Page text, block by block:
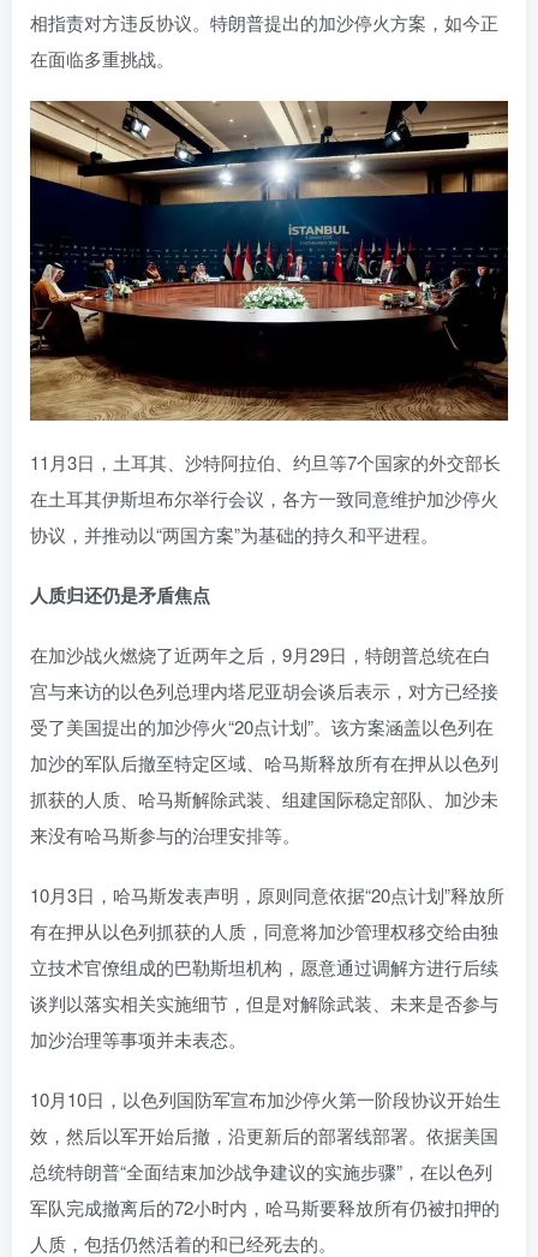
相指责对方违反协议。特朗普提出的加沙停火方案，如今正
在面临多重挑战。
11月3日，土耳其、沙特阿拉伯、约旦等7个国家的外交部长
在土耳其伊斯坦布尔举行会议，各方一致同意维护加沙停火
协议，并推动以“两国方案”为基础的持久和平进程。
人质归还仍是矛盾焦点
在加沙战火燃烧了近两年之后，9月29日，特朗普总统在白
宫与来访的以色列总理内塔尼亚胡会谈后表示，对方已经接
受了美国提出的加沙停火“20点计划”。该方案涵盖以色列在
加沙的军队后撤至特定区域、哈马斯释放所有在押从以色列
抓获的人质、哈马斯解除武装、组建国际稳定部队、加沙未
来没有哈马斯参与的治理安排等。
10月3日，哈马斯发表声明，原则同意依据“20点计划”释放所
有在押从以色列抓获的人质，同意将加沙管理权移交给由独
立技术官僚组成的巴勒斯坦机构，愿意通过调解方进行后续
谈判以落实相关实施细节，但是对解除武装、未来是否参与
加沙治理等事项并未表态。
10月10日，以色列国防军宣布加沙停火第一阶段协议开始生
效，然后以军开始后撤，沿更新后的部署线部署。依据美国
总统特朗普“全面结束加沙战争建议的实施步骤”，在以色列
军队完成撤离后的72小时内，哈马斯要释放所有仍被扣押的
人质，包括仍然活着的和已经死去的。